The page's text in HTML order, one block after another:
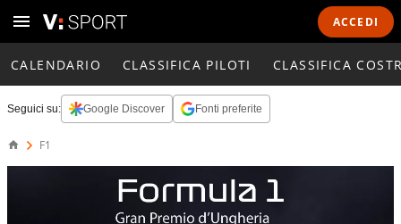
ACCEDI
CALENDARIO CLASSIFICA PILOTI CLASSIFICA
Seguici su: Google Discover Fonti preferite
F1